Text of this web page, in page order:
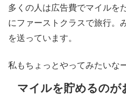
多くの人は広告費でマイルを
にファーストクラスで旅行。
を送っています。
私もちょっとやってみたいな
マイルを貯めるのが